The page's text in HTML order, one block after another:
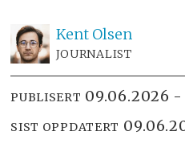
Kent Olsen
JOURNALIST
PUBLISERT 09.06.2026
SIST OPPDATERT